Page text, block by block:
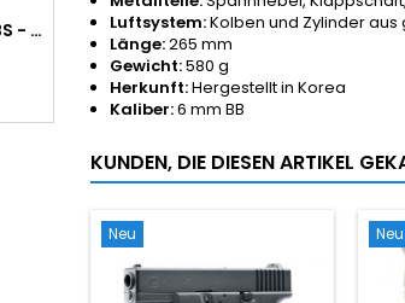
6MM AIRSOFT BBS - 2000 STÜCK, 0,20G, HOHE QUALITÄT
Luftsystem:Kolben und Zylinder aus
Länge:265 mm
Gewicht:580 g
Herkunft:Hergestellt in Korea
Kaliber:6 mm BB
KUNDEN, DIE DIESEN ARTIKEL
Neu Neu